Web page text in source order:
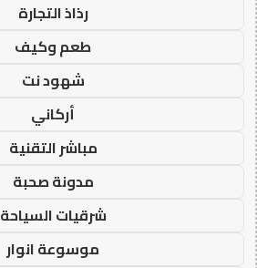
رذاذ التجارة
طعم وكيف
شهود نت
أركاني
مباشر التقنية
مدونة صحبة
شرقيات السياحة
موسوعة انوار